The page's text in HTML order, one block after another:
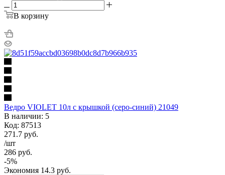
В корзину
Ведро VIOLET 10л с крышкой (серо-синий) 21049
В наличии: 5
Код: 87513
271.7 руб.
/шт
286 руб.
-5%
Экономия 14.3 руб.